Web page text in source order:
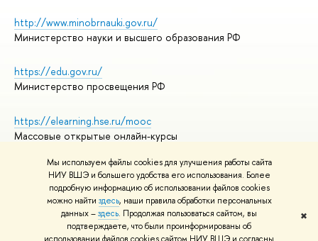
Мы используем файлы cookies для улучшения работы сайта
НИУ ВШЭ и большего удобства его использования. Более
подробную информацию об использовании файлов cookies
можно найти здесь, наши правила обработки персональных
данных –здесь. Продолжая пользоваться сайтом, вы
подтверждаете, что были проинформированы об
✖
http://www.minobrnauki.gov.ru/
Министерство науки и высшего образования РФ
https://edu.gov.ru/
Министерство просвещения РФ
https://elearning.hse.ru/mooc
Массовые открытые онлайн-курсы
© НИУ ВШЭ 1993–2026
Адреса и контакты
Условия использования материалов
Политика конфиденциальности